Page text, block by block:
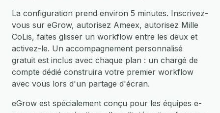
La configuration prend environ 5 minutes. Inscrivez-
vous sur eGrow, autorisez Ameex, autorisez Mille
CoLis, faites glisser un workflow entre les deux et
activez-le. Un accompagnement personnalisé
gratuit est inclus avec chaque plan : un chargé de
compte dédié construira votre premier workflow
avec vous lors d'un partage d'écran.
eGrow est spécialement conçu pour les équipes e-